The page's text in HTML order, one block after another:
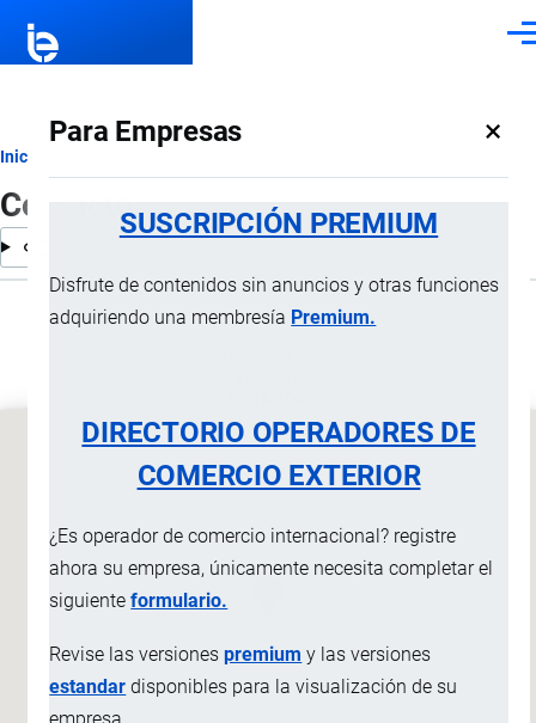
Para Empresas ×
SUSCRIPCIÓN PREMIUM
Disfrute de contenidos sin anuncios y otras funciones
adquiriendo una membresía Premium.
DIRECTORIO OPERADORES DE
COMERCIO EXTERIOR
¿Es operador de comercio internacional? registre
ahora su empresa, únicamente necesita completar el
siguienteformulario.
Revise las versionespremium y las versiones
estandar disponibles para la visualización de su
Ruta
de
navegación
Inicio
Contacto